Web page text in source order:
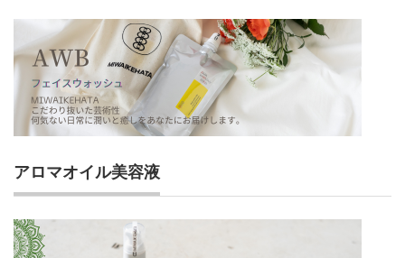
アロマオイル美容液